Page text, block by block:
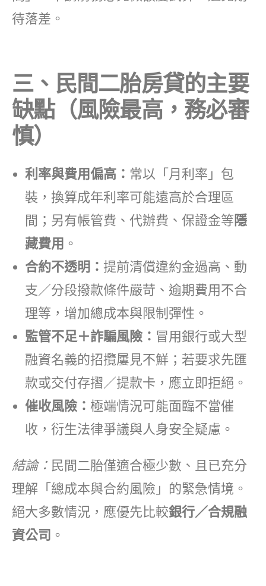
待落差。
三、民間二胎房貸的主要
缺點（風險最高，務必審
慎）
利率與費用偏高： 常以「月利率」包
裝，換算成年利率可能遠高於合理區
間；另有帳管費、代辦費、保證金等 隱
藏費用 。
合約不透明： 提前清償違約金過高、動
支／分段撥款條件嚴苛、逾期費用不合
理等，增加總成本與限制彈性。
監管不足＋詐騙風險： 冒用銀行或大型
融資名義的招攬屢見不鮮；若要求先匯
款或交付存摺／提款卡，應立即拒絕。
催收風險： 極端情況可能面臨不當催
收，衍生法律爭議與人身安全疑慮。
結論： 民間二胎僅適合極少數、且已充分
理解「總成本與合約風險」的緊急情境。
絕大多數情況，應優先比較銀行／合規融
資公司 。